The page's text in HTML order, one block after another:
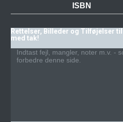
ISBN
Rettelser, Billeder og Tilføjelser
med tak!